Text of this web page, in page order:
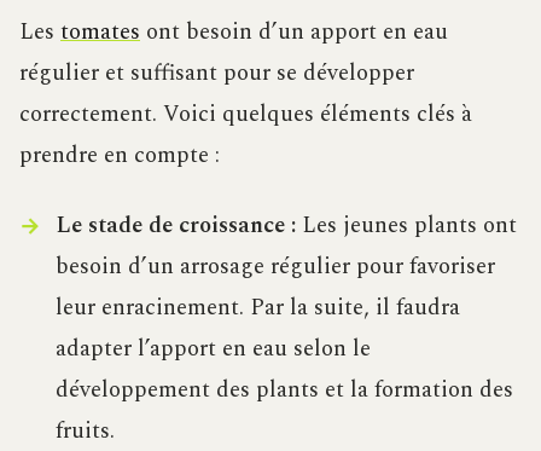
Les tomates ont besoin d’un apport en eau
régulier et suffisant pour se développer
correctement. Voici quelques éléments clés à
prendre en compte :
Le stade de croissance :Les jeunes plants ont
besoin d’un arrosage régulier pour favoriser
leur enracinement. Par la suite, il faudra
adapter l’apport en eau selon le
développement des plants et la formation des
fruits.